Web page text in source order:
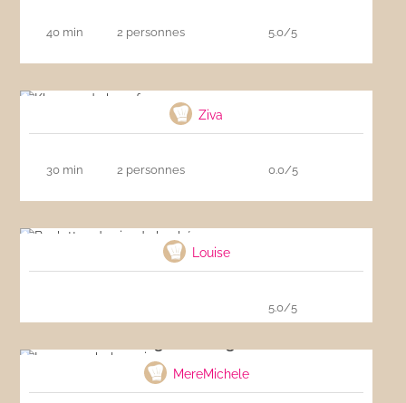
40 min 2 personnes 5.0/5
Ziva
30 min 2 personnes 0.0/5
Louise
5.0/5
MereMichele